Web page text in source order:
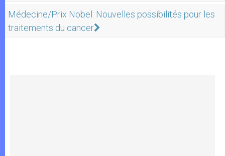
Médecine/Prix Nobel: Nouvelles possibilités pour les
traitements du cancer